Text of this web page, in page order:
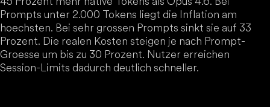
Prompts unter 2.000 Tokens liegt die Inflation am
hoechsten. Bei sehr grossen Prompts sinkt sie auf 33
Prozent. Die realen Kosten steigen je nach Prompt-
Groesse um bis zu 30 Prozent. Nutzer erreichen
Session-Limits dadurch deutlich schneller.